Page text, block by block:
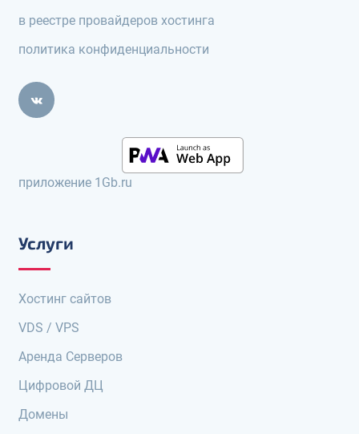
в реестре провайдеров хостинга
политика конфиденциальности
приложение 1Gb.ru
Услуги
Хостинг сайтов
VDS / VPS
Аренда Серверов
Цифровой ДЦ
Домены